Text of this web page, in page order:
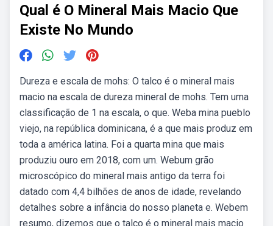
Qual é O Mineral Mais Macio Que
Existe No Mundo
Dureza e escala de mohs: O talco é o mineral mais
macio na escala de dureza mineral de mohs. Tem uma
classificação de 1 na escala, o que. Weba mina pueblo
viejo, na república dominicana, é a que mais produz em
toda a américa latina. Foi a quarta mina que mais
produziu ouro em 2018, com um. Webum grão
microscópico do mineral mais antigo da terra foi
datado com 4,4 bilhões de anos de idade, revelando
detalhes sobre a infância do nosso planeta e. Webem
resumo, dizemos que o talco é o mineral mais macio